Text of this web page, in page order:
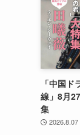
「中国
線」8月
集
2026.8.07